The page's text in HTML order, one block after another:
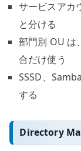
サービスアカ
と分ける
部門別 OU は
合だけ使う
SSSD、
する
Directory